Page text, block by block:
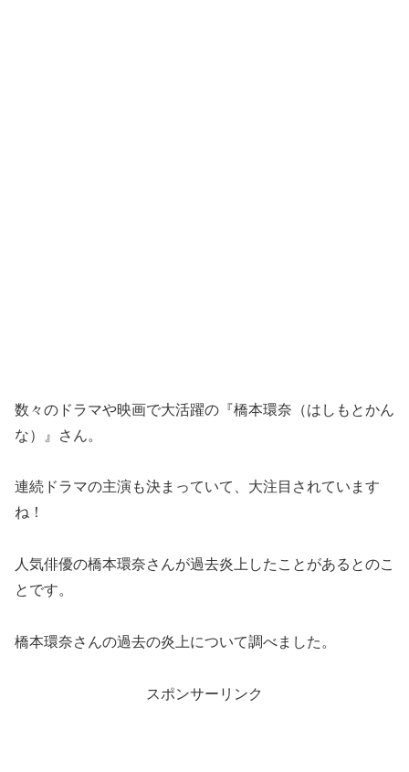
数々のドラマや映画で大活躍の『橋本環奈（はしもとかん
な）』さん。
連続ドラマの主演も決まっていて、大注目されています
ね！
人気俳優の橋本環奈さんが過去炎上したことがあるとのこ
とです。
橋本環奈さんの過去の炎上について調べました。
スポンサーリンク